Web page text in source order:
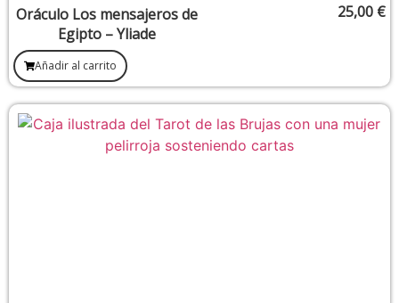
Oráculo Los mensajeros de
Egipto – Yliade
25,00 €
Añadir al carrito